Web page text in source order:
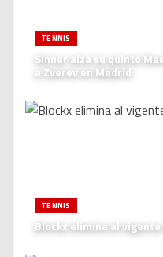
TENNIS
Sinner alza su quinto
a Zverev en Madrid
TENNIS
Blockx elimina al